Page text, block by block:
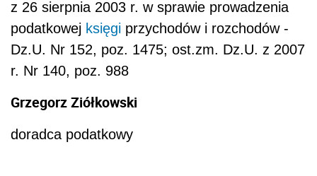
z 26 sierpnia 2003 r. w sprawie prowadzenia
podatkowej księgi przychodów i rozchodów -
Dz.U. Nr 152, poz. 1475; ost.zm. Dz.U. z 2007
r. Nr 140, poz. 988
Grzegorz Ziółkowski
doradca podatkowy